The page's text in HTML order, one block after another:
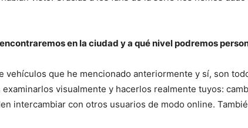
en la ciudad y a qué nivel podremos
vehículos que he mencionado anteriormente y sí, son
visualmente y hacerlos realmente tuyos:
intercambiar con otros usuarios de modo online.